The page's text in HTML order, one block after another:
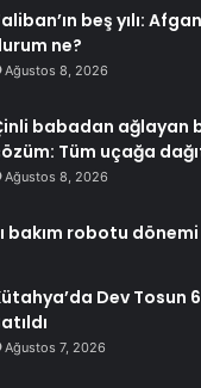
beş yılı:
ne?
Ağustos 8, 2026
babadan ağlayan
Tüm uçağa
Ağustos 8, 2026
bakım robotu dönemi
Dev Tosun
Ağustos 7, 2026